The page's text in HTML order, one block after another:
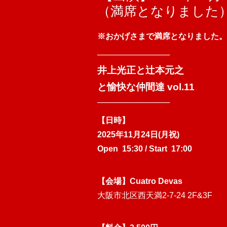
（満席となりました
※おかげさまで満席となりました。
─────────────
井上光正と辻本元之
と愉快な仲間達 vol.11
─────────────
【日時】
2025年11月24日(月祝)
Open 15:30 / Start 17:00
【会場】 Cuatro Devas
大阪市北区西天満2-7-24 2F&3F